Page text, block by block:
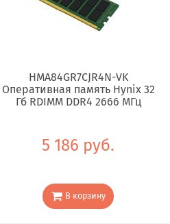
HMA84GR7CJR4N-VK
Оперативная память Hynix 32
Гб RDIMM DDR4 2666 МГц
5 186 руб.
В корзину